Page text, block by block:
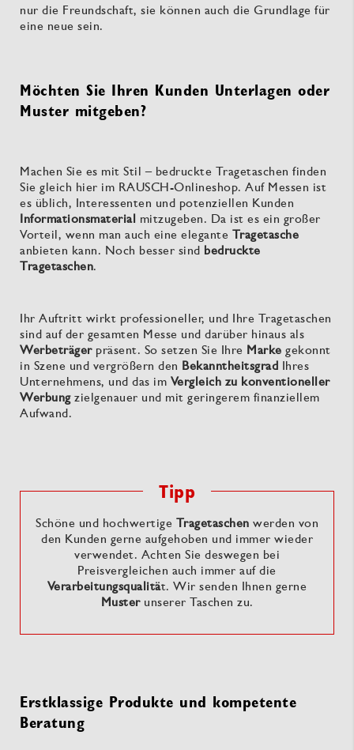
nur die Freundschaft, sie können auch die Grundlage für
eine neue sein.
Möchten Sie Ihren Kunden Unterlagen oder
Muster mitgeben?
Machen Sie es mit Stil – bedruckte Tragetaschen finden
Sie gleich hier im RAUSCH-Onlineshop. Auf Messen ist
es üblich, Interessenten und potenziellen Kunden
Informationsmaterial mitzugeben. Da ist es ein großer
Vorteil, wenn man auch eine elegante Tragetasche
anbieten kann. Noch besser sind bedruckte
Tragetaschen.
Ihr Auftritt wirkt professioneller, und Ihre Tragetaschen
sind auf der gesamten Messe und darüber hinaus als
Werbeträgerpräsent. So setzen Sie Ihre Marke gekonnt
in Szene und vergrößern den Bekanntheitsgrad Ihres
Unternehmens, und das im Vergleich zu konventioneller
Werbungzielgenauer und mit geringerem finanziellem
Aufwand.
Tipp
Schöne und hochwertige Tragetaschen werden von
den Kunden gerne aufgehoben und immer wieder
verwendet. Achten Sie deswegen bei
Preisvergleichen auch immer auf die
Verarbeitungsqualität. Wir senden Ihnen gerne
Musterunserer Taschen zu.
Erstklassige Produkte und kompetente
Beratung